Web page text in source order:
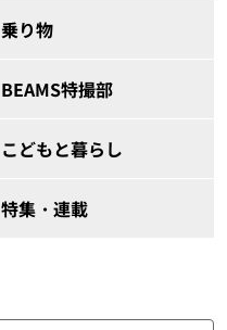
乗り物
BEAMS特撮部
こどもと暮らし
特集・連載